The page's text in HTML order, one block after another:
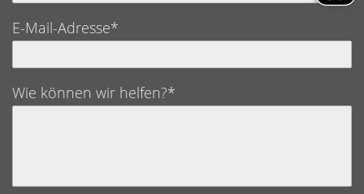
E-Mail-Adresse*
Wie können wir helfen?*